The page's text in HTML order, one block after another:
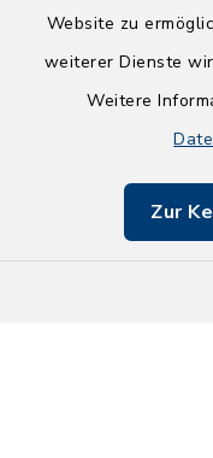
Website zu
weiterer Dienste
Weitere
Zur